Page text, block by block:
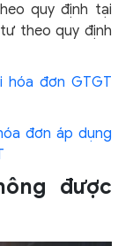
quy định tại
theo quy định
hóa đơn GTGT
đơn áp dụng
được